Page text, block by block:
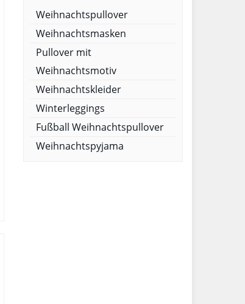
Weihnachtspullover
Weihnachtsmasken
Pullover mit
Weihnachtsmotiv
Weihnachtskleider
Winterleggings
Fußball Weihnachtspullover
Weihnachtspyjama